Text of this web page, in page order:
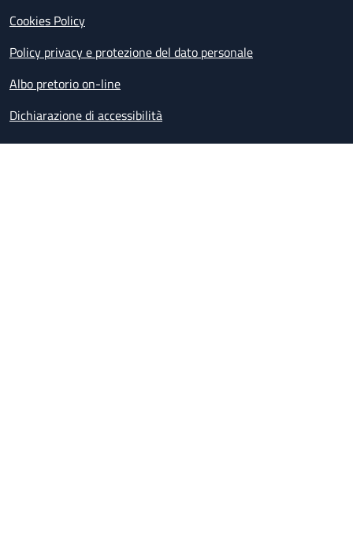
Cookies Policy
Policy privacy e protezione del dato personale
Albo pretorio on-line
Dichiarazione di accessibilità